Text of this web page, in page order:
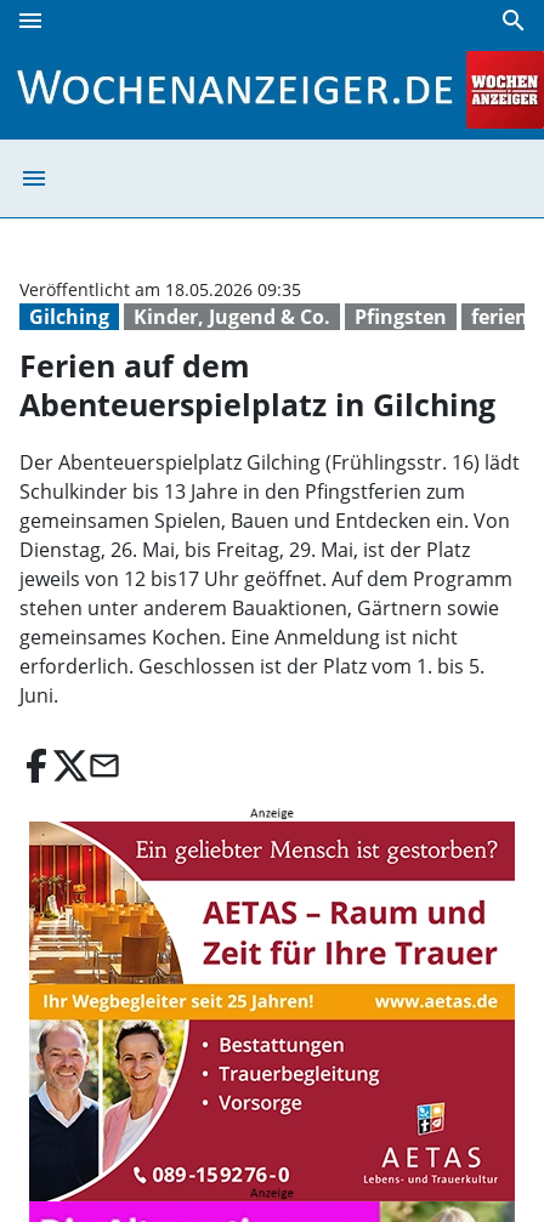
menu search
menu
Gilching Kinder, Jugend & Co. Pfingsten ferien
Veröffentlicht am 18.05.2026 09:35
Ferien auf dem
Abenteuerspielplatz in Gilching
Der Abenteuerspielplatz Gilching (Frühlingsstr. 16) lädt
Schulkinder bis 13 Jahre in den Pfingstferien zum
gemeinsamen Spielen, Bauen und Entdecken ein. Von
Dienstag, 26. Mai, bis Freitag, 29. Mai, ist der Platz
jeweils von 12 bis17 Uhr geöffnet. Auf dem Programm
stehen unter anderem Bauaktionen, Gärtnern sowie
gemeinsames Kochen. Eine Anmeldung ist nicht
erforderlich. Geschlossen ist der Platz vom 1. bis 5.
Juni.
email